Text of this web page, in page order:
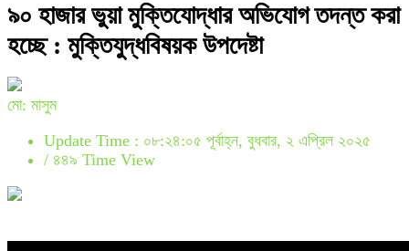
৯০ হাজার ভুয়া মুক্তিযোদ্ধার অভিযোগ তদন্ত করা
হচ্ছে : মুক্তিযুদ্ধবিষয়ক উপদেষ্টা
মো: মাসুম
Update Time : ০৮:২৪:০৫ পূর্বাহ্ন, বুধবার, ২ এপ্রিল ২০২৫
/ ৪৪৯ Time View